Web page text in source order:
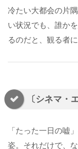
冷たい大都会の片
い状況でも、誰か
るのだと、観る者
〔シネマ・
「たった一日の嘘
姿。それだけで、